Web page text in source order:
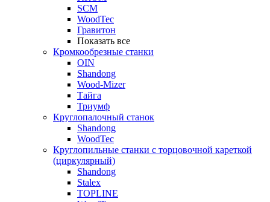
SCM
WoodTec
Гравитон
Показать все
Кромкообрезные станки
OIN
Shandong
Wood-Mizer
Тайга
Триумф
Круглопалочный станок
Shandong
WoodTec
Круглопильные станки с торцовочной кареткой
(циркулярный)
Shandong
Stalex
TOPLINE